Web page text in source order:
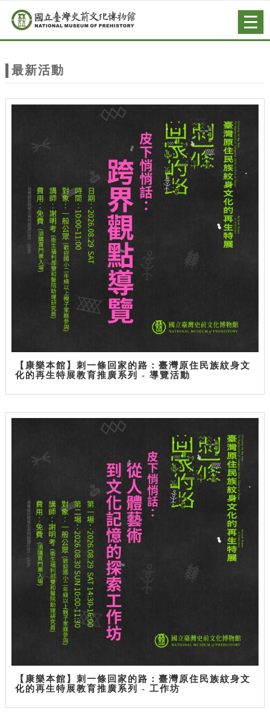
站
主
跳到主要內容
網站導覽
最新活動
【康樂本館】刺一條回家的路：臺灣原住民族紋身文
化的再生特展教育推廣系列 - 導覽活動
【康樂本館】刺一條回家的路：臺灣原住民族紋身文
化的再生特展教育推廣系列 - 工作坊